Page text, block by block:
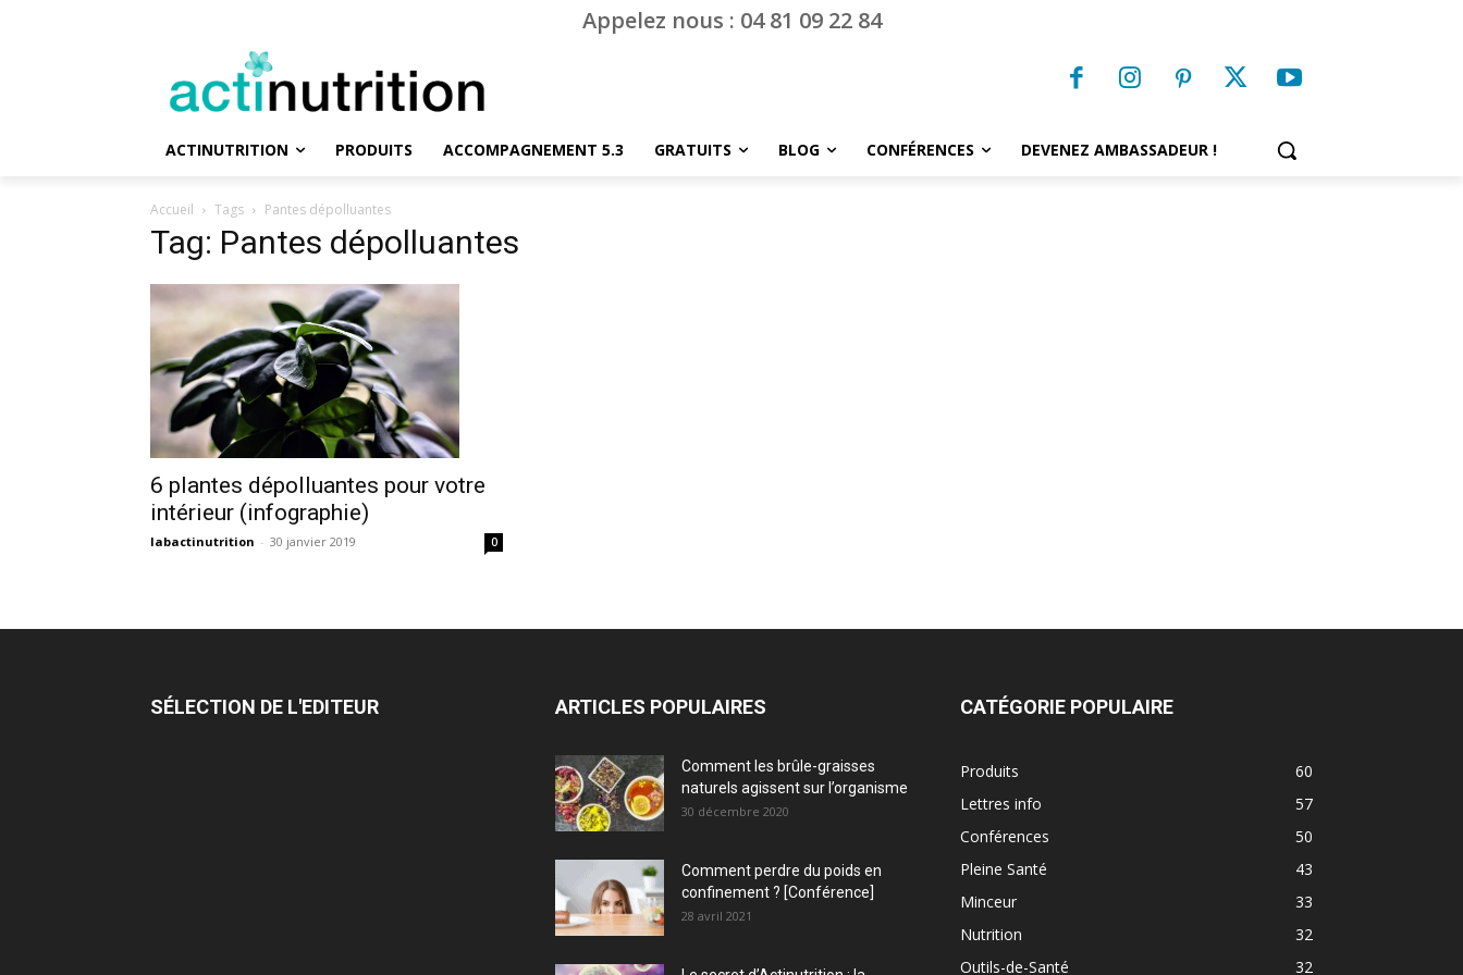
Appelez nous : 04 81 09 22 84
ACTINUTRITION PRODUITS ACCOMPAGNEMENT 5.3 GRATUITS BLOG CONFÉRENCES DEVENEZ AMBASSADEUR !
Accueil Tags Pantes dépolluantes
Tag: Pantes dépolluantes
6 plantes dépolluantes pour votre
intérieur (infographie)
labactinutrition - 30 janvier 2019 0
SÉLECTION DE L'EDITEUR ARTICLES POPULAIRES
Comment les brûle-graisses
naturels agissent sur l’organisme
30 décembre 2020
Comment perdre du poids en
confinement ? [Conférence]
28 avril 2021
CATÉGORIE POPULAIRE
Produits
60
Lettres info
57
Conférences
50
Pleine Santé
43
Minceur
33
Nutrition
32
Outils-de-Santé
32